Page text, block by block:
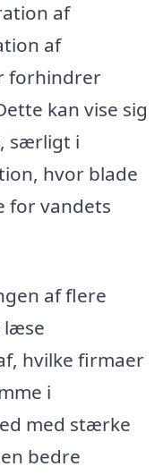
af
af
forhindrer
kan vise sig
særligt i
hvor blade
for vandets
af flere
læse
hvilke firmaer
i
med stærke
bedre